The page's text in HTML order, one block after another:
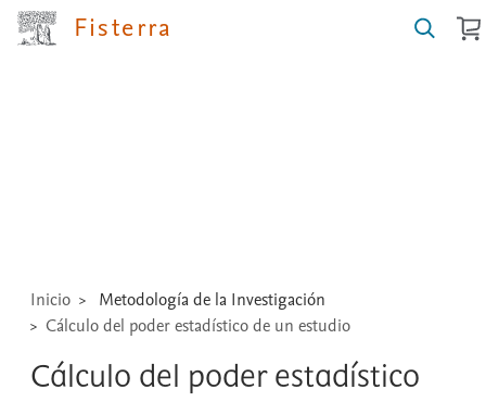
Fisterra
Inicio
Metodología de la Investigación
Cálculo del poder estadístico de un estudio
Cálculo del poder estadístico